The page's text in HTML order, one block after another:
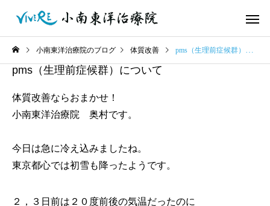
小南東洋治療院のブログ 体質改善 pms（生理前症候群）について
pms（生理前症候群）について
体質改善ならおまかせ！
小南東洋治療院 奥村です。
今日は急に冷え込みましたね。
東京都心では初雪も降ったようです。
２，３日前は２０度前後の気温だったのに